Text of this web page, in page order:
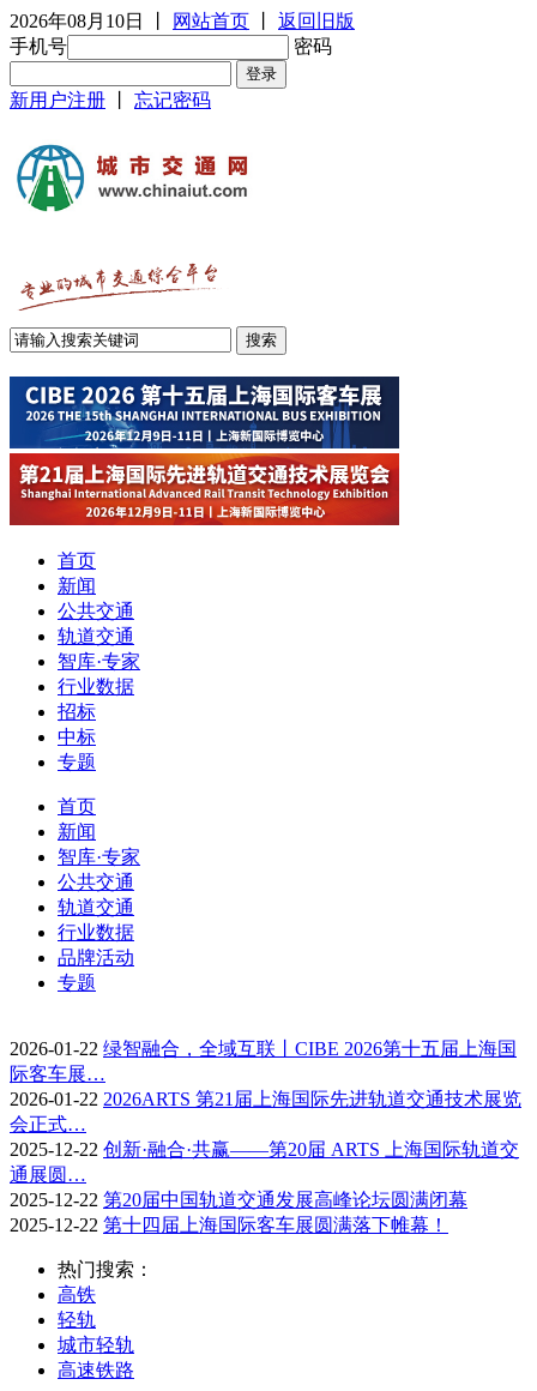
2026年08月10日 网站首页
返回旧版
手机号
密码
新用户注册 忘记密码
首页
新闻
公共交通
轨道交通
智库·专家
行业数据
招标
中标
专题
首页
新闻
智库·专家
公共交通
轨道交通
行业数据
品牌活动
专题
2026-01-22 绿智融合，全域互联丨CIBE 2026第十五届上海国
际客车展…
2026-01-22 2026ARTS 第21届上海国际先进轨道交通技术展览
会正式…
2025-12-22 创新·融合·共赢——第20届 ARTS 上海国际轨道交
通展圆…
2025-12-22 第20届中国轨道交通发展高峰论坛圆满闭幕
2025-12-22 第十四届上海国际客车展圆满落下帷幕！
热门搜索：
高铁
轻轨
城市轻轨
高速铁路